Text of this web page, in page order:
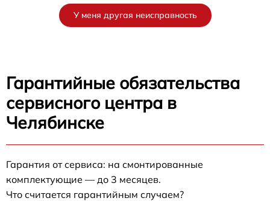
У меня другая неисправность
Гарантийные обязательства
сервисного центра в
Челябинске
Гарантия от сервиса: на смонтированные
комплектующие — до 3 месяцев.
Что считается гарантийным случаем?